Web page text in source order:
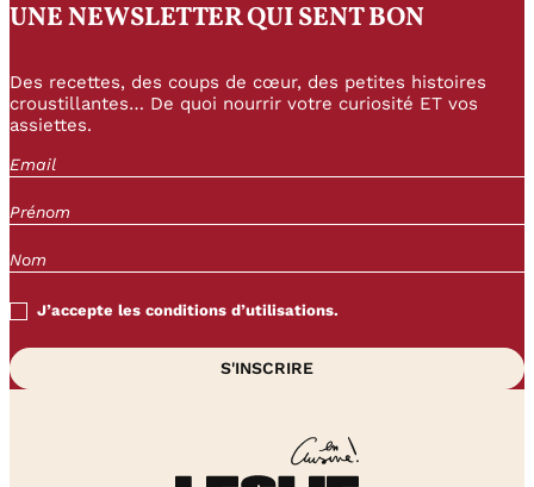
UNE NEWSLETTER QUI SENT BON
Des recettes, des coups de cœur, des petites histoires
croustillantes… De quoi nourrir votre curiosité ET vos
assiettes.
J’accepte les conditions d’utilisations.